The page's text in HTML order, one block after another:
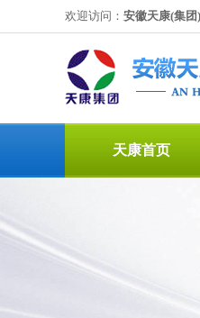
欢迎访问： 安徽天康(集
天康首页